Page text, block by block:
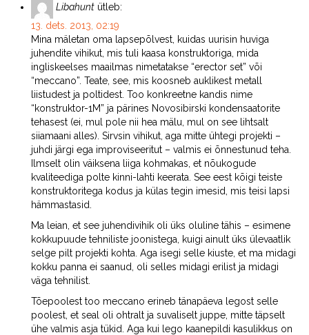
Libahunt ütleb:
13. dets. 2013, 02:19
Mina mäletan oma lapsepõlvest, kuidas uurisin huviga
juhendite vihikut, mis tuli kaasa konstruktoriga, mida
ingliskeelses maailmas nimetatakse “erector set” või
“meccano”. Teate, see, mis koosneb auklikest metall
liistudest ja poltidest. Too konkreetne kandis nime
“konstruktor-1M” ja pärines Novosibirski kondensaatorite
tehasest (ei, mul pole nii hea mälu, mul on see lihtsalt
siiamaani alles). Sirvsin vihikut, aga mitte ühtegi projekti –
juhdi järgi ega improviseeritut – valmis ei õnnestunud teha.
Ilmselt olin väiksena liiga kohmakas, et nõukogude
kvaliteediga polte kinni-lahti keerata. See eest kõigi teiste
konstruktoritega kodus ja külas tegin imesid, mis teisi lapsi
hämmastasid.
Ma leian, et see juhendivihik oli üks oluline tähis – esimene
kokkupuude tehniliste joonistega, kuigi ainult üks ülevaatlik
selge pilt projekti kohta. Aga isegi selle kiuste, et ma midagi
kokku panna ei saanud, oli selles midagi erilist ja midagi
väga tehnilist.
Tõepoolest too meccano erineb tänapäeva legost selle
poolest, et seal oli ohtralt ja suvaliselt juppe, mitte täpselt
ühe valmis asja tükid. Aga kui lego kaanepildi kasulikkus on